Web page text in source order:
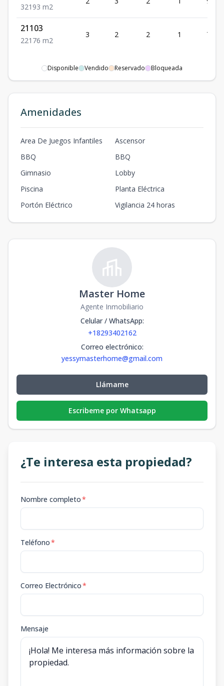
321 93 m2
21103
221 76 m2
3 2 2 1 76
Disponible Vendido Reservado Bloqueada
Amenidades
Area De Juegos Infantiles
Ascensor
BBQ
BBQ
Gimnasio
Lobby
Piscina
Planta Eléctrica
Portón Eléctrico
Vigilancia 24 horas
Master Home
Agente Inmobiliario
Celular / WhatsApp:
+18293402162
Correo electrónico:
yessymasterhome@gmail.com
Llámame
Escribeme por Whatsapp
¿Te interesa esta propiedad?
Nombre completo*
Teléfono*
Correo Electrónico*
Mensaje